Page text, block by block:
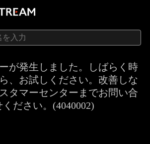
が発生しました。しばらく時
、お試しください。改善しな
タマーセンターまでお問い合
ください。(4040002)